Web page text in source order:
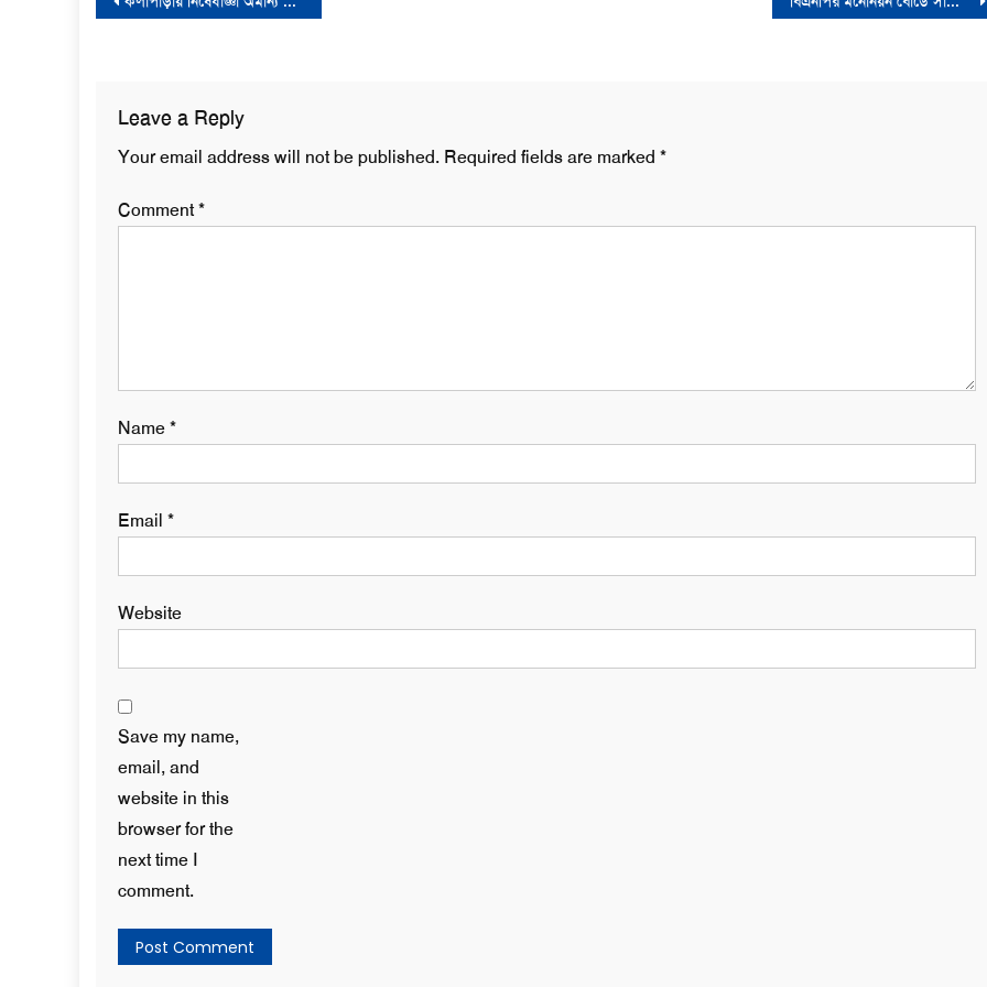
Leave a Reply
Your email address will not be published. Required fields are marked *
Comment*
Name*
Email *
Website
Save my name,
email, and
website in this
browser for the
next time I
comment.